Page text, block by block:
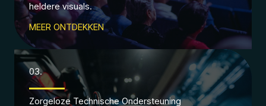
heldere visuals.
MEER ONTDEKKEN
03.
Zorgeloze Technische Ondersteuning